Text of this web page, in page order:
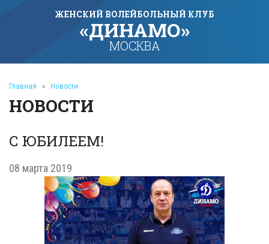
ЖЕНСКИЙ ВОЛЕЙБОЛЬНЫЙ КЛУБ
«ДИНАМО»
МОСКВА
Главная » Новости
НОВОСТИ
С ЮБИЛЕЕМ!
08 марта 2019